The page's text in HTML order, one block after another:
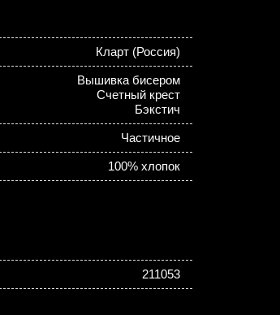
Кларт (Россия)
Вышивка бисером
Счетный крест
Бэкстич
Частичное
100% хлопок
211053